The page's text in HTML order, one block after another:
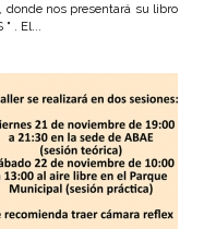
donde nos presentará su libro
" . El...